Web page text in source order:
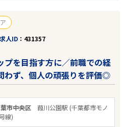
人ID 431357
プを目指す方に／前職での経
わず、個人の頑張りを評価◎
葉市中央区葭川公園駅 (千葉都市モノ
線)